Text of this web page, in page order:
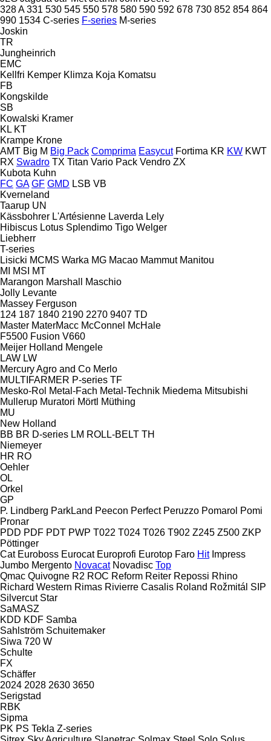
328 A 331 530 545 550 578 580 590 592 678 730 852 854 864
990 1534 C-series F-series M-series
Joskin
TR
Jungheinrich
EMC
Kellfri Kemper Klimza Koja Komatsu
FB
Kongskilde
SB
Kowalski Kramer
KL KT
Krampe Krone
AMT Big M Big Pack Comprima Easycut Fortima KR KW KWT
RX Swadro TX Titan Vario Pack Vendro ZX
Kubota Kuhn
FC GA GF GMD LSB VB
Kverneland
Taarup UN
Kässbohrer L'Artésienne Laverda Lely
Hibiscus Lotus Splendimo Tigo Welger
Liebherr
T-series
Lisicki MCMS Warka MG Macao Mammut Manitou
MI
MSI
MT
Marangon Marshall
Maschio
Jolly Levante
Massey Ferguson
124 187 1840 2190 2270 9407 TD
Master MaterMacc McConnel McHale
F5500 Fusion V660
Meijer Holland Mengele
LAW LW
Mercury Agro and Co Merlo
MULTIFARMER P-series TF
Mesko-Rol Metal-Fach Metal-Technik Miedema Mitsubishi
Mullerup Muratori Mörtl Müthing
MU
New Holland
BB BR D-series LM ROLL-BELT TH
Niemeyer
HR RO
Oehler
OL
Orkel
GP
P. Lindberg ParkLand Peecon Perfect Peruzzo Pomarol Pomi
Pronar
PDD PDF PDT PWP T022 T024 T026 T902 Z245 Z500 ZKP
Pöttinger
Cat Euroboss Eurocat Europrofi Eurotop Faro Hit Impress
Jumbo Mergento Novacat Novadisc Top
Qmac Quivogne R2 ROC Reform Reiter Repossi Rhino
Richard Western Rimas Rivierre Casalis Roland Rožmitál SIP
Silvercut Star
SaMASZ
KDD KDF Samba
Sahlström Schuitemaker
Siwa 720 W
Schulte
FX
Schäffer
2024 2028 2630 3650
Serigstad
RBK
Sipma
PK PS Tekla Z-series